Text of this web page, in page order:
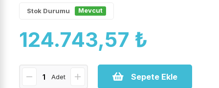
Stok Durumu Mevcut
124.743,57 ₺
Adet Sepete Ekle